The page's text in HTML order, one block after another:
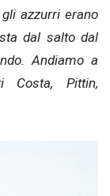
azzurri erano
dal salto dal
Andiamo a
Costa, Pittin,